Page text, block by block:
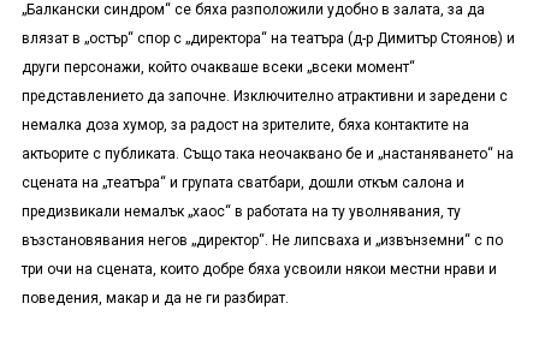
„Балкански синдром“ се бяха разположили удобно в залата, за да
влязат в „остър“ спор с „директора“ на театъра (д-р Димитър Стоянов) и
други персонажи, който очакваше всеки „всеки момент“
представлението да започне. Изключително атрактивни и заредени с
немалка доза хумор, за радост на зрителите, бяха контактите на
актьорите с публиката. Също така неочаквано бе и „настаняването“ на
сцената на „театъра“ и групата сватбари, дошли откъм салона и
предизвикали немалък „хаос“ в работата на ту уволнявания, ту
възстановявания негов „директор“. Не липсваха и „извънземни“ с по
три очи на сцената, които добре бяха усвоили някои местни нрави и
поведения, макар и да не ги разбират.